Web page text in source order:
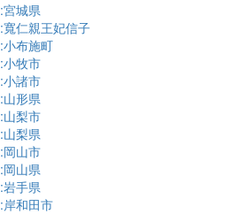
:宮城県
:寬仁親王妃信子
:小布施町
:小牧市
:小諸市
:山形県
:山梨市
:山梨県
:岡山市
:岡山県
:岩手県
:岸和田市